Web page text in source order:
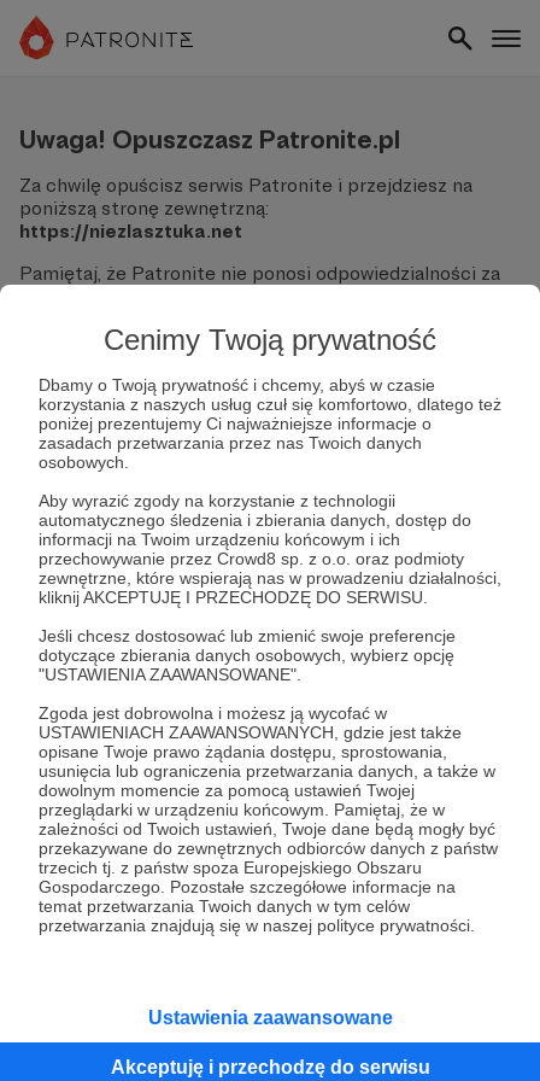
Cenimy Twoją prywatność
Dbamy o Twoją prywatność i chcemy, abyś w czasie
korzystania z naszych usług czuł się komfortowo, dlatego też
poniżej prezentujemy Ci najważniejsze informacje o
zasadach przetwarzania przez nas Twoich danych
osobowych.
Aby wyrazić zgody na korzystanie z technologii
automatycznego śledzenia i zbierania danych, dostęp do
informacji na Twoim urządzeniu końcowym i ich
przechowywanie przez Crowd8 sp. z o.o. oraz podmioty
zewnętrzne, które wspierają nas w prowadzeniu działalności,
kliknij AKCEPTUJĘ I PRZECHODZĘ DO SERWISU.
Jeśli chcesz dostosować lub zmienić swoje preferencje
dotyczące zbierania danych osobowych, wybierz opcję
"USTAWIENIA ZAAWANSOWANE".
Zgoda jest dobrowolna i możesz ją wycofać w
USTAWIENIACH ZAAWANSOWANYCH, gdzie jest także
opisane Twoje prawo żądania dostępu, sprostowania,
usunięcia lub ograniczenia przetwarzania danych, a także w
dowolnym momencie za pomocą ustawień Twojej
przeglądarki w urządzeniu końcowym. Pamiętaj, że w
zależności od Twoich ustawień, Twoje dane będą mogły być
przekazywane do zewnętrznych odbiorców danych z państw
trzecich tj. z państw spoza Europejskiego Obszaru
Gospodarczego. Pozostałe szczegółowe informacje na
temat przetwarzania Twoich danych w tym celów
przetwarzania znajdują się w naszej polityce prywatności.
Ustawienia zaawansowane
Akceptuję i przechodzę do serwisu
Uwaga! Opuszczasz Patronite.pl
Za chwilę opuścisz serwis Patronite i przejdziesz na
poniższą stronę zewnętrzną:
https://niezlasztuka.net
Pamiętaj, że Patronite nie ponosi odpowiedzialności za
Nie podawaj swoich danych logowania ani informacji
finansowych na podjerzanych stronach.
Sprawdź dokładnie adres URL, zanim klikniesz przycisk
"Tak, przejdź do strony".
Jeśli masz wątpliwości, wróć do Patronite i zweryfikuj
link.
Czy na pewno chcesz kontynuować?
Tak, przejdź do strony
Kategorie
O Patronite
Dodatkowe produkty
Pomoc
RegulaminPolityka prywatnościPatronite Commons
Unia Europejska